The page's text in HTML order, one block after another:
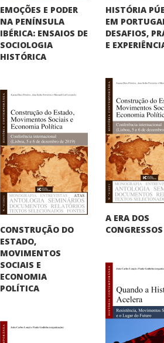
EMOÇÕES E PODER
NA PENÍNSULA
IBÉRICA: ENSAIOS DE
SOCIOLOGIA
HISTÓRICA
HISTÓRIA
EM
DESAFIOS,
E
A ERA DOS
CONGRESSOS
CONSTRUÇÃO DO
ESTADO,
MOVIMENTOS
SOCIAIS E
ECONOMIA
POLÍTICA